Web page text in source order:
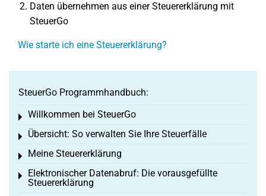
Daten übernehmen aus einer Steuererklärung mit
SteuerGo
Wie starte ich eine Steuererklärung?
SteuerGo Programmhandbuch:
Willkommen bei SteuerGo
Toggle menu
Übersicht: So verwalten Sie Ihre Steuerfälle
Toggle menu
Meine Steuererklärung
Toggle menu
Elektronischer Datenabruf: Die vorausgefüllte
Steuererklärung
Toggle menu